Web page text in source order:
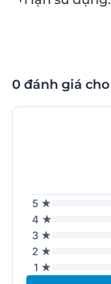
0 đánh giá
5 ★
4 ★
3 ★
2 ★
1 ★